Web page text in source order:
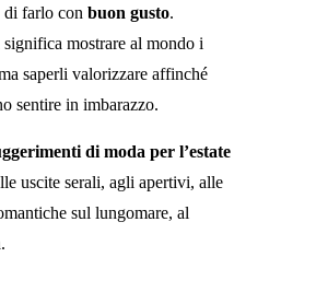
di farlo con buon gusto.
mostrare al mondo i
saperli valorizzare affinché
sentire in imbarazzo.
di moda per l’estate
uscite serali, agli apertivi, alle
sul lungomare, al